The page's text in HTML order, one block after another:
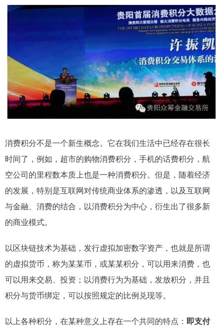
消费积分不是一个新生概念。它在我们生活中已经存在很长
时间了，例如，超市的购物消费积分，手机的话费积分，航
空公司的里程数本质上也是一种消费积分。但是，随着经济
的发展，特别是互联网对传统商业体系的渗透，以及互联网
与金融、消费的结合，以消费积分为中心，衍生出了很多新
的商业模式。
以区块链技术为基础，发行虚拟加密数字资产，也就是所谓
的虚拟货币，称为某某币，或某某积分，可以用来消费，也
可以用来交易、投资；以消费行为为基础，发放积分，并且
积分与货币绑定，可以按照规定的比例兑现等。
以上各种积分，在某种意义上存在一个共同的特点： 即支付